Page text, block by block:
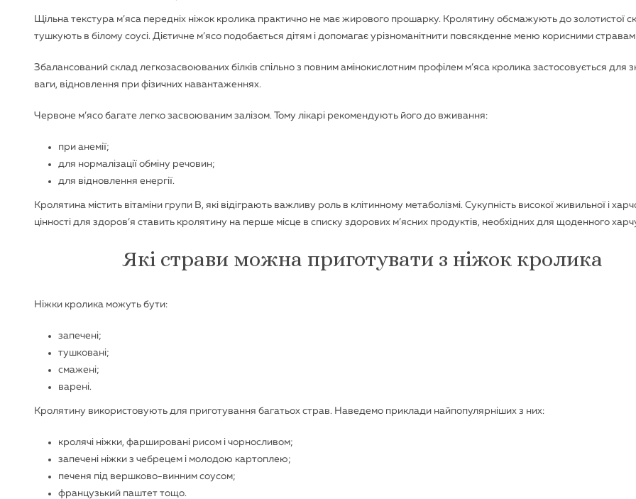
Щільна текстура м’яса передніх ніжок кролика практично не має жирового прошарку. Кролятину обсмажують до золотистої
тушкують в білому соусі. Дієтичне м’ясо подобається дітям і допомагає урізноманітнити повсякденне меню корисними
Збалансований склад легкозасвоюваних білків спільно з повним амінокислотним профілем м’яса кролика застосовується для
ваги, відновлення при фізичних навантаженнях.
Червоне м’ясо багате легко засвоюваним залізом. Тому лікарі рекомендують його до вживання:
при анемії;
для нормалізації обміну речовин;
для відновлення енергії.
Кролятина містить вітаміни групи B, які відіграють важливу роль в клітинному метаболізмі. Сукупність високої живильної і
цінності для здоров’я ставить кролятину на перше місце в списку здорових м’ясних продуктів, необхідних для щоденного
Які страви можна приготувати з ніжок кролика
Ніжки кролика можуть бути:
запечені;
тушковані;
смажені;
варені.
Кролятину використовують для приготування багатьох страв. Наведемо приклади найпопулярніших з них:
кролячі ніжки, фаршировані рисом і чорносливом;
запечені ніжки з чебрецем і молодою картоплею;
печеня під вершково-винним соусом;
французький паштет тощо.